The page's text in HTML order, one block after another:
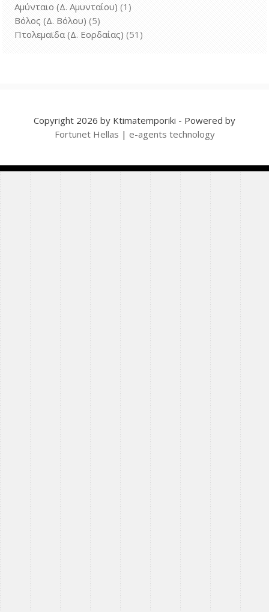
Αμύνταιο (Δ. Αμυνταίου) (1)
Βόλος (Δ. Βόλου) (5)
Πτολεμαϊδα (Δ. Εορδαίας) (51)
Copyright 2026 by Ktimatemporiki - Powered by
Fortunet Hellas | e-agents technology